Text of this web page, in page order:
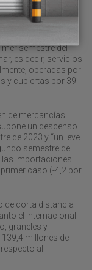
ciento,
Málaga, que
semestre del
es decir, servicios
operadas por
y cubiertas por 39
de mercancías
un descenso
de 2023 y “un leve
semestre del
las importaciones
caso (-4,2 por
de corta distancia
el internacional
graneles y
millones de
al